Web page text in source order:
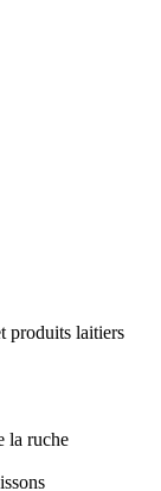
produits laitiers
la ruche